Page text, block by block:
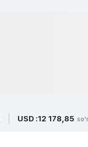
USD :12 178,85